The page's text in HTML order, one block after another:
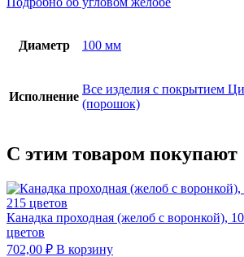
Диаметр 100 мм
Исполнение
Все изделия с покрытием
(порошок)
С этим товаром покупают
Канадка проходная (желоб с воронкой),
цветов
702,00 ₽ В корзину